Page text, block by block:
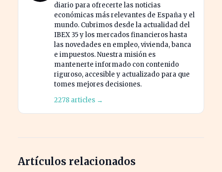
diario para ofrecerte las noticias
económicas más relevantes de España y el
mundo. Cubrimos desde la actualidad del
IBEX 35 y los mercados financieros hasta
las novedades en empleo, vivienda, banca
e impuestos. Nuestra misión es
mantenerte informado con contenido
riguroso, accesible y actualizado para que
tomes mejores decisiones.
2278 articles →
Artículos relacionados